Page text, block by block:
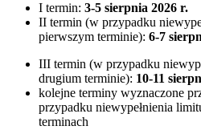
I termin: 3-5 sierpnia 2026 r.
II termin (w przypadku
pierwszym terminie): 6-7
III termin (w przypadku
drugium terminie): 10-11
kolejne terminy wyznaczone
przypadku niewypełnienia
terminach